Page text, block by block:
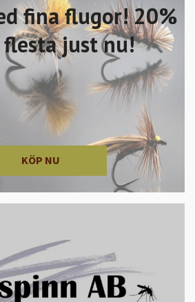
fina flugor! 20%
flesta just nu!
KÖP NU